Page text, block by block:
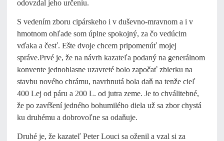
odovzdal jeho určeniu.
S vedením zboru cipárskeho i v duševno-mravnom a i v
hmotnom ohľade som úplne spokojný, za čo vedúcim
vďaka a česť. Ešte dvoje chcem pripomenúť mojej
správe.Prvé je, že na návrh kazateľa podaný na generálnom
konvente jednohlasne uzavreté bolo započať zbierku na
stavbu nového chrámu, navrhnutá bola daň na tenže cieľ
400 Lej od páru a 200 L. od jutra zeme. Je to chválitebné,
že po zavŕšení jedného bohumilého diela už sa zbor chystá
ku druhému a dobrovoľne sa odaňuje.
Druhé je, že kazateľ Peter Louci sa oženil a vzal si za